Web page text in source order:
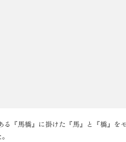
る『馬橋』に掛けた『馬』と『橋』